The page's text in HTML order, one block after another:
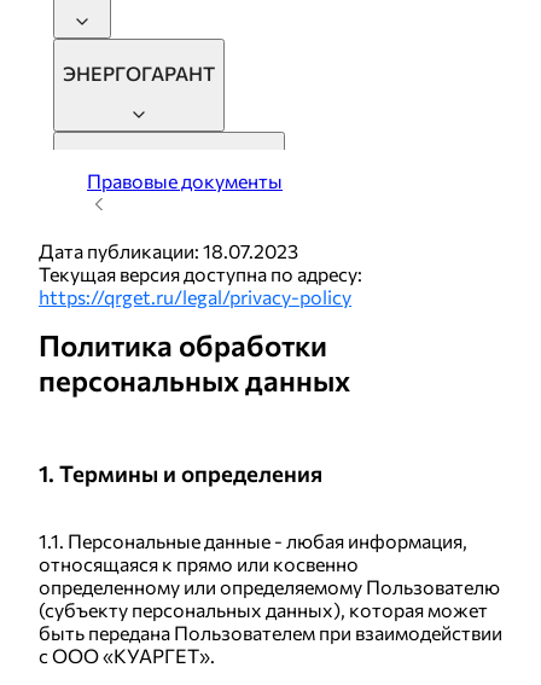
Оферта по оказанию услуг страхования банковских карт
стоимостью 199руб
стоимостью 199руб
Публичный договор-оферта "Финансовая защита"
Публичный договор-оферта "Финансовая защита ДЗ"
Публичный договор-оферта "Финансовая защита ВСК ДЗ"
ЭНЕРГОГАРАНТ
Абсолют Страхование
Архив
Функциональные характеристики
Публичный договор-оферта "QRget - активация на 3
месяца
Оферта по оказанию услуг страхования банковских карт
стоимостью 199руб
Правовые документы
Дата публикации: 18.07.2023
Текущая версия доступна по адресу:
https://qrget.ru/legal/privacy-policy
Политика обработки
персональных данных
1. Термины и определения
1.1. Персональные данные - любая информация,
относящаяся к прямо или косвенно
определенному или определяемому Пользователю
(субъекту персональных данных), которая может
быть передана Пользователем при взаимодействии
с ООО «КУАРГЕТ».